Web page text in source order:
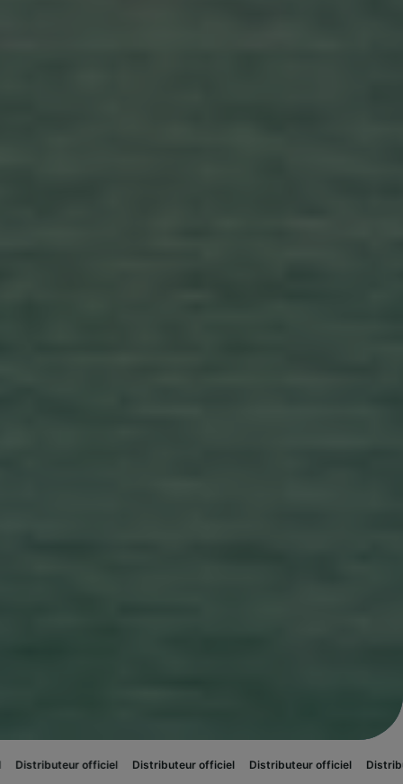
officiel Distributeur officiel Distributeur officiel Distributeur officiel